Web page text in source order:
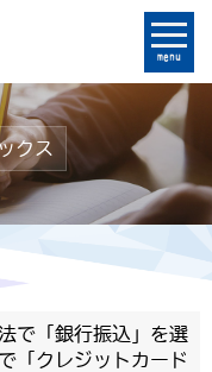
menu
クス
で「銀行振込」を選
「クレジットカード